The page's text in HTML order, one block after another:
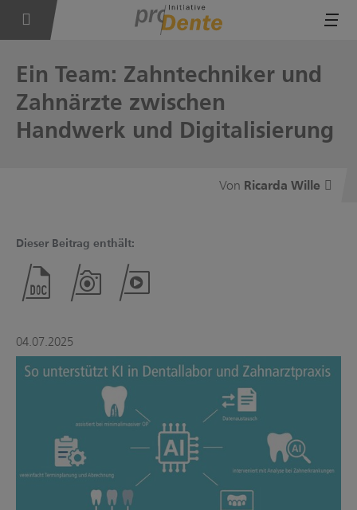
Ein Team: Zahntechniker und
Zahnärzte zwischen
Handwerk und Digitalisierung
Ricarda Wille
Dieser Beitrag enthält:
04.07.2025